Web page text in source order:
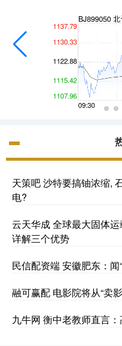
天策吧 沙特要搞铀浓缩,
电?
云天华成 全球最大固体
详解三个优势
民信配资端 安徽肥东：
融可赢配 电影院将从“卖
九牛网 衡中老教师直言